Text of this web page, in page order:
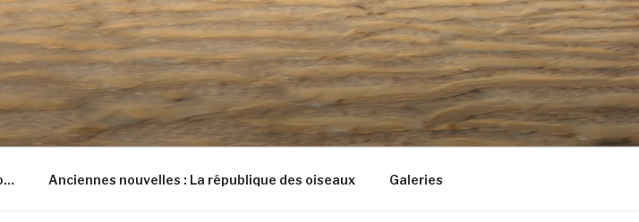
Anciennes nouvelles : La république des oiseaux Galeries